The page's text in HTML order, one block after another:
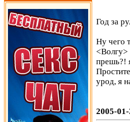
Год за
Ну чего
<Волгу>
прешь?!
урод, я
2005-